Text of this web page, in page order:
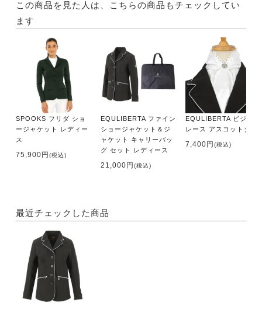
この商品を見た人は、こちらの商品もチェックしてい
ます
SPOOKS フリダ ショ
ージャケット レディー
ス
75,900円 (税込)
EQULIBERTA ファイン
ショージャケット＆ジ
ャケット キャリーバッ
グ セット レディース
21,000円 (税込)
EQULIBERTA ビジュー
レース アスコットタイ
7,400円 (税込)
最近チェックした商品